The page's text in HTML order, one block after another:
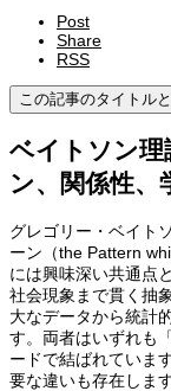
Post
Share
RSS
この記事のタイトル
ベイトソン理
ン、関係性、
グレゴリー・ベイト
ーン（the Pattern
には興味深い共通点
社会現象まで貫く抽
大なデータから統計
す。両者はいずれも
ードで結ばれていま
要な違いも存在します